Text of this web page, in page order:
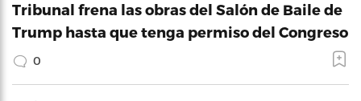
Tribunal frena las obras del Salón de Baile de
Trump hasta que tenga permiso del Congreso
0